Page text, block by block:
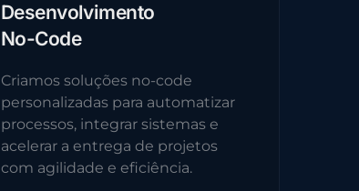
Desenvolvimento
No-Code
Criamos soluções no-code
personalizadas para automatizar
processos, integrar sistemas e
acelerar a entrega de projetos
com agilidade e eficiência.